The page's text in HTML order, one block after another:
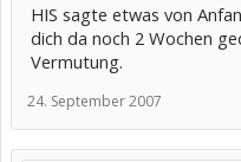
HIS sagte etwas von
dich da noch 2 Wochen
Vermutung.
24. September 2007